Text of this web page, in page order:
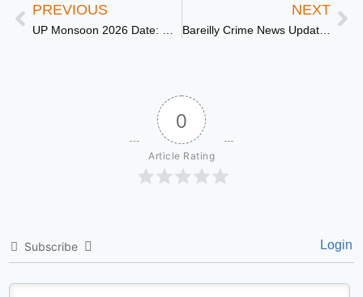
PREVIOUS NEXT
Bareilly Crime News Update: बरेली में अपराधियों पर भारी पड़ी पुलिस, 2 साल में 200 बदमाशों को सिखाया सबक
0
Article Rating
Subscribe Login